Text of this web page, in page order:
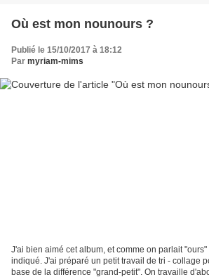
Où est mon nounours ?
Publié le 15/10/2017 à 18:12
Par myriam-mims
J'ai bien aimé cet album, et comme on parlait
indiqué. J'ai préparé un petit travail de tri - collage
base de la différence "grand-petit". On travaille